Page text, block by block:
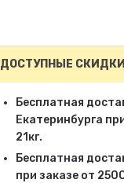
ДОСТУПНЫЕ СКИДКИ
Бесплатная
Екатеринбурга
21кг.
Бесплатная
при заказе от